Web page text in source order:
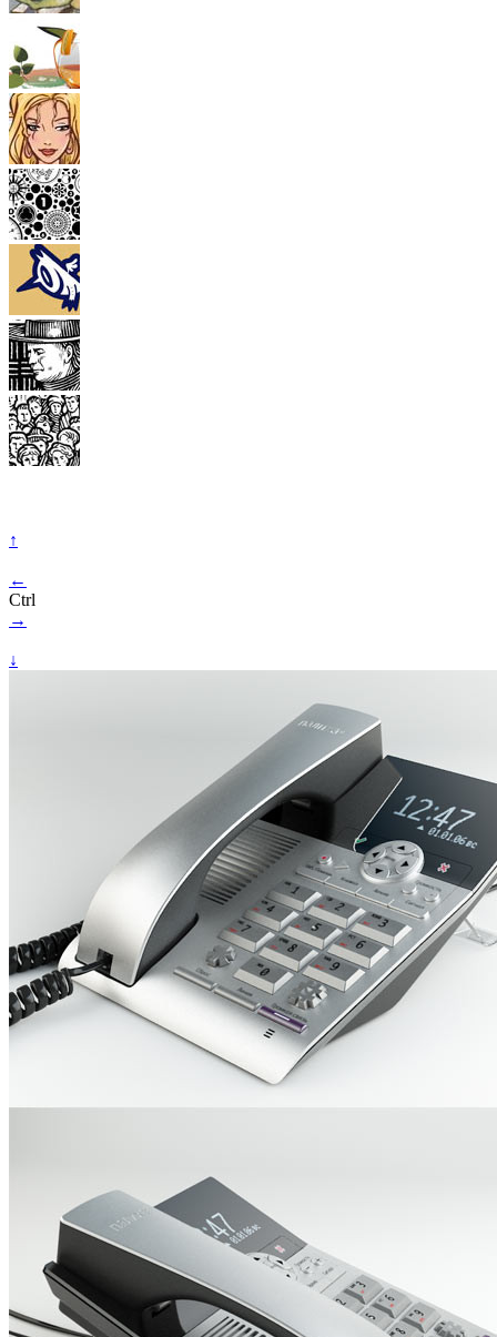
↑
←
Ctrl
→
↓